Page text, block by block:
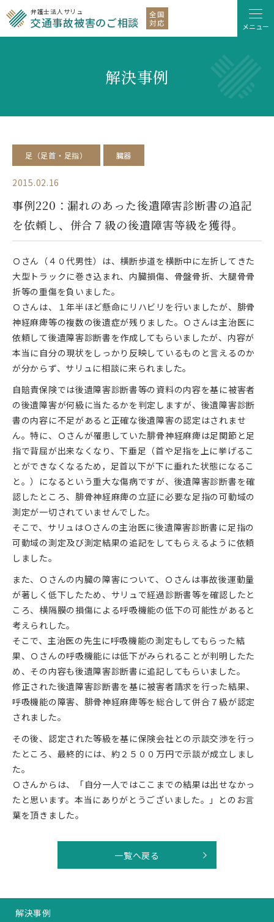
弁護士法人サリュ
交通事故被害のご相談
全国
対応
メニュー
解決事例
足（足首・足指） 臓器
2015.02.16
事例220：漏れのあった後遺障害診断書の追記
を依頼し、併合７級の後遺障害等級を獲得。
Ｏさん（４０代男性）は、横断歩道を横断中に左折してきた
大型トラックに巻き込まれ、内臓損傷、骨盤骨折、大腿骨骨
折等の重傷を負いました。
Ｏさんは、１年半ほど懸命にリハビリを行いましたが、腓骨
神経麻痺等の複数の後遺症が残りました。Ｏさんは主治医に
依頼して後遺障害診断書を作成してもらいましたが、内容が
本当に自分の現状をしっかり反映しているものと言えるのか
が分からず、サリュに相談に来られました。
自賠責保険では後遺障害診断書等の資料の内容を基に被害者
の後遺障害が何級に当たるかを判定しますが、後遺障害診断
書の内容に不足があると正確な後遺障害の認定はされませ
ん。特に、Ｏさんが罹患していた腓骨神経麻痺は足関節と足
指で背屈が出来なくなり、下垂足（首や足指を上に挙げるこ
とができなくなるため，足首以下が下に垂れた状態になるこ
と。）になるという重大な傷病ですが、後遺障害診断書を確
認したところ、腓骨神経麻痺の立証に必要な足指の可動域の
測定が一切されていませんでした。
そこで、サリュはＯさんの主治医に後遺障害診断書に足指の
可動域の測定及び測定結果の追記をしてもらえるように依頼
しました。
また、Ｏさんの内臓の障害について、Ｏさんは事故後運動量
が著しく低下したため、サリュで経過診断書等を確認したと
ころ、横隔膜の損傷による呼吸機能の低下の可能性があると
考えられした。
そこで、主治医の先生に呼吸機能の測定もしてもらった結
果、Ｏさんの呼吸機能には低下がみられることが判明したた
め、その内容も後遺障害診断書に追記してもらいました。
修正された後遺障害診断書を基に被害者請求を行った結果、
呼吸機能の障害、腓骨神経麻痺等を総合して併合７級が認定
されました。
その後、認定された等級を基に保険会社との示談交渉を行っ
たところ、最終的には、約２５００万円で示談が成立しまし
た。
Ｏさんからは、「自分一人ではここまでの結果は出せなかっ
たと思います。本当にありがとうございました。」とのお言
葉を頂きました。
一覧へ戻る
解決事例